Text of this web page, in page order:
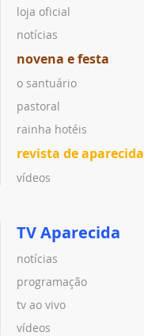
loja oficial
notícias
novena e festa
o santuário
pastoral
rainha hotéis
revista de aparecida
vídeos
TV Aparecida
notícias
programação
tv ao vivo
vídeos